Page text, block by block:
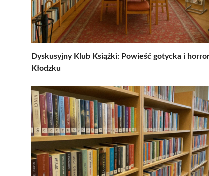
Dyskusyjny Klub Książki: Powieść gotycka i
Kłodzku